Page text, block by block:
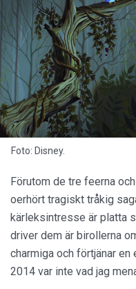
Foto: Disney.
Förutom de tre feerna och
oerhört tragiskt tråkig
kärleksintresse är platta
driver dem är birollerna
charmiga och förtjänar en
2014 var inte vad jag